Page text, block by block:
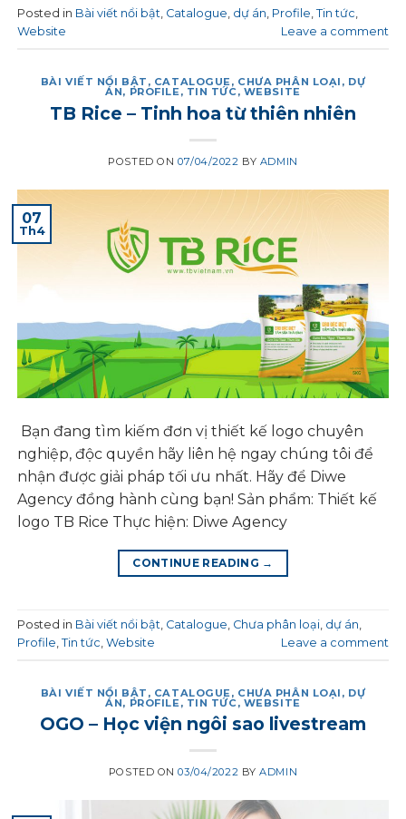
Posted in Bài viết nổi bật, Catalogue, dự án, Profile,Tin tức,
Website
Leave a comment
BÀI VIẾT NỔI BẬT , CATALOGUE, CHƯA PHÂN LOẠI , DỰ
ÁN, PROFILE, TIN TỨC, WEBSITE
TB Rice – Tinh hoa từ thiên nhiên
POSTED ON 07/04/2022 BY ADMIN
07
Th4
Bạn đang tìm kiếm đơn vị thiết kế logo chuyên
nghiệp, độc quyền hãy liên hệ ngay chúng tôi để
nhận được giải pháp tối ưu nhất. Hãy để Diwe
Agency đồng hành cùng bạn! Sản phẩm: Thiết kế
logo TB Rice Thực hiện: Diwe Agency
CONTINUE READING →
Posted in Bài viết nổi bật, Catalogue, Chưa phân loại, dự án,
Profile,Tin tức,Website Leave a comment
BÀI VIẾT NỔI BẬT , CATALOGUE, CHƯA PHÂN LOẠI , DỰ
ÁN, PROFILE, TIN TỨC, WEBSITE
OGO – Học viện ngôi sao livestream
POSTED ON03/04/2022 BYADMIN